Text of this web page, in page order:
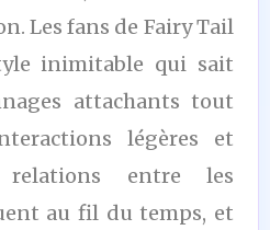
Les fans de Fairy Tail
inimitable qui sait
attachants tout
légères et
relations entre les
au fil du temps, et